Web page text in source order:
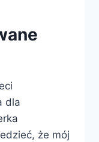
dla
że mój